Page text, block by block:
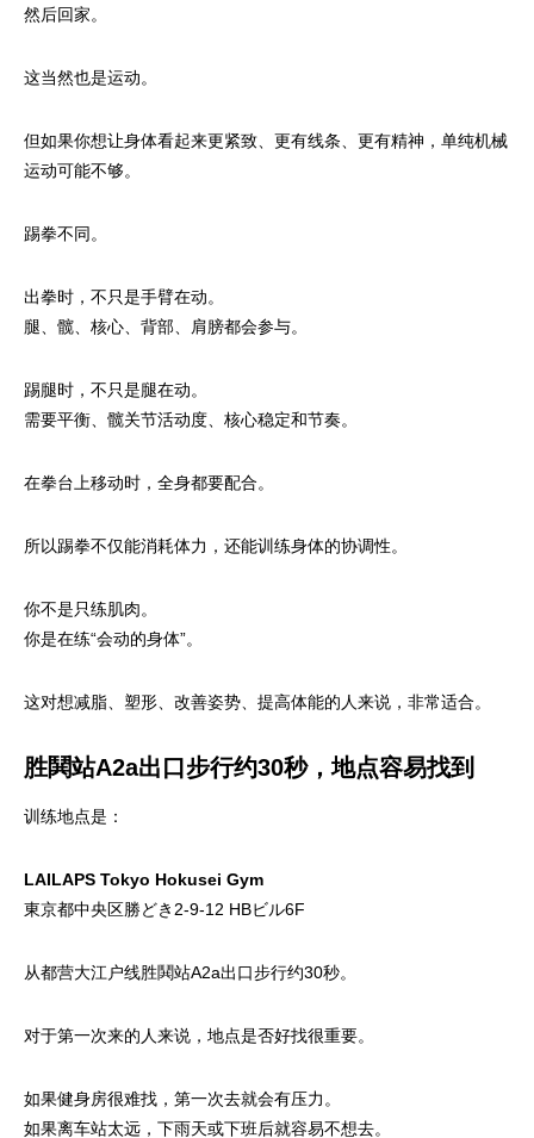
然后回家。
这当然也是运动。
但如果你想让身体看起来更紧致、更有线条、更有精神，单纯机械
运动可能不够。
踢拳不同。
出拳时，不只是手臂在动。
腿、髋、核心、背部、肩膀都会参与。
踢腿时，不只是腿在动。
需要平衡、髋关节活动度、核心稳定和节奏。
在拳台上移动时，全身都要配合。
所以踢拳不仅能消耗体力，还能训练身体的协调性。
你不是只练肌肉。
你是在练“会动的身体”。
这对想减脂、塑形、改善姿势、提高体能的人来说，非常适合。
胜鬨站A2a出口步行约30秒，地点容易找到
训练地点是：
LAILAPS Tokyo Hokusei Gym
東京都中央区勝どき2-9-12 HBビル6F
从都营大江户线胜鬨站A2a出口步行约30秒。
对于第一次来的人来说，地点是否好找很重要。
如果健身房很难找，第一次去就会有压力。
如果离车站太远，下雨天或下班后就容易不想去。